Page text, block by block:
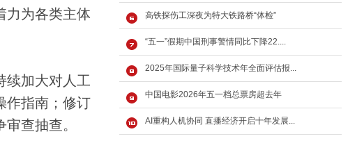
力为各类主体
加大对人工
作指南；修订
查抽查。
高铁探伤工深夜为特大铁路桥“体检”
“五一”假期中国刑事警情同比下降22....
2025年国际量子科学技术年全面评估报...
中国电影2026年五一档总票房超去年
AI重构人机协同 直播经济开启十年发展...